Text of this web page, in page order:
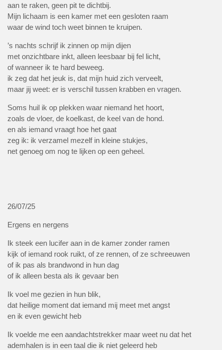
aan te raken, geen pit te dichtbij.
Mijn lichaam is een kamer met een gesloten raam
waar de wind toch weet binnen te kruipen.
’s nachts schrijf ik zinnen op mijn dijen
met onzichtbare inkt, alleen leesbaar bij fel licht,
of wanneer ik te hard beweeg.
ik zeg dat het jeuk is, dat mijn huid zich verveelt,
maar jij weet: er is verschil tussen krabben en vragen.
Soms huil ik op plekken waar niemand het hoort,
zoals de vloer, de koelkast, de keel van de hond.
en als iemand vraagt hoe het gaat
zeg ik: ik verzamel mezelf in kleine stukjes,
net genoeg om nog te lijken op een geheel.
26/07/25
Ergens en nergens
Ik steek een lucifer aan in de kamer zonder ramen
kijk of iemand rook ruikt, of ze rennen, of ze schreeuwen
of ik pas als brandwond in hun dag
of ik alleen besta als ik gevaar ben
Ik voel me gezien in hun blik,
dat heilige moment dat iemand mij meet met angst
en ik even gewicht heb
Ik voelde me een aandachtstrekker maar weet nu dat het
ademhalen is in een taal die ik niet geleerd heb